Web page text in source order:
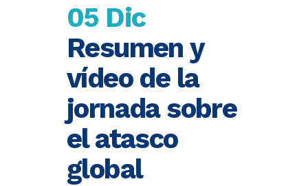
05 Dic
Resumen y
vídeo de la
jornada sobre
el atasco
global